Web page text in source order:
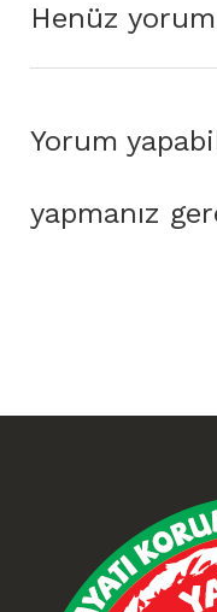
Henüz yorum
Yorum
yapmanız